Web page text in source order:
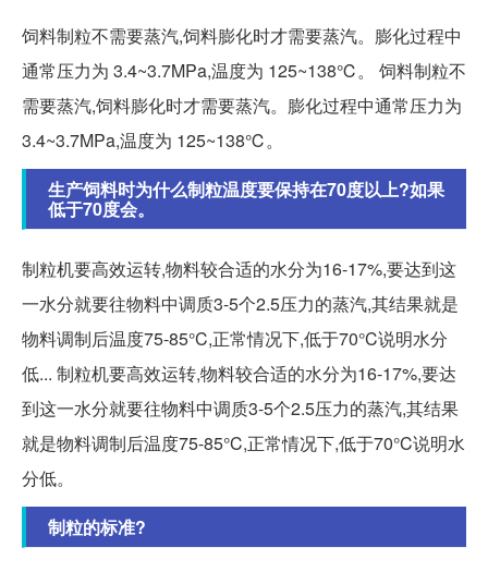
饲料制粒不需要蒸汽,饲料膨化时才需要蒸汽。膨化过程中
通常压力为 3.4~3.7MPa,温度为 125~138℃。 饲料制粒不
需要蒸汽,饲料膨化时才需要蒸汽。膨化过程中通常压力为
3.4~3.7MPa,温度为 125~138℃。
生产饲料时为什么制粒温度要保持在70度以上?如果
低于70度会。
制粒机要高效运转,物料较合适的水分为16-17%,要达到这
一水分就要往物料中调质3-5个2.5压力的蒸汽,其结果就是
物料调制后温度75-85°C,正常情况下,低于70°C说明水分
低... 制粒机要高效运转,物料较合适的水分为16-17%,要达
到这一水分就要往物料中调质3-5个2.5压力的蒸汽,其结果
就是物料调制后温度75-85°C,正常情况下,低于70°C说明水
分低。
制粒的标准?